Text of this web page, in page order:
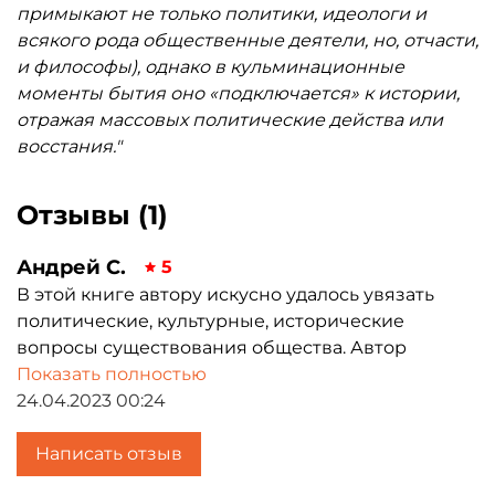
примыкают не только политики, идеологи и
всякого рода общественные деятели, но, отчасти,
и философы), однако в кульминационные
моменты бытия оно «подключается» к истории,
отражая массовых политические действа или
восстания."
Отзывы (1)
Андрей С.
5
В этой книге автору искусно удалось увязать
политические, культурные, исторические
вопросы существования общества. Автор
подробно прослеживает взаимодействие
европейской и русской культуры, а так же
политическую и, неразрывно связанную,
экономическую жизнь в разных странах. В этой
связи, очень интересно наблюдать за авторским
Показать полностью
24.04.2023 00:24
Написать отзыв